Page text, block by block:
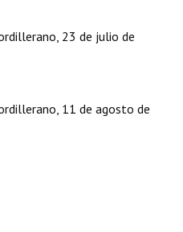
23 de julio de
11 de agosto de